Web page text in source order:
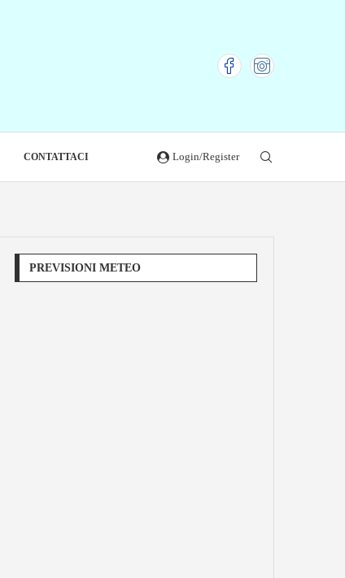
CONTATTACI Login/Register
PREVISIONI METEO